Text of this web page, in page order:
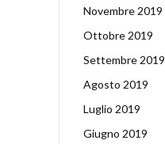
Novembre 2019
Ottobre 2019
Settembre 2019
Agosto 2019
Luglio 2019
Giugno 2019